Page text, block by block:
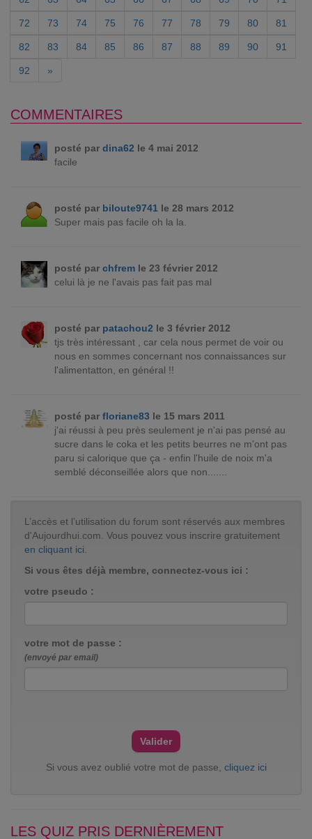
72 73 74 75 76 77 78 79 80 81
82 83 84 85 86 87 88 89 90 91
92 »
COMMENTAIRES
posté par dina62 le 4 mai 2012
facile
posté par biloute9741 le 28 mars 2012
Super mais pas facile oh la la.
posté par chfremle 23 février 2012
celui là je ne l'avais pas fait pas mal
posté par patachou2 le 3 février 2012
tjs très intéressant , car cela nous permet de voir ou
nous en sommes concernant nos connaissances sur
l'alimentatton, en général !!
posté par floriane83 le 15 mars 2011
j'ai réussi à peu près seulement je n'ai pas pensé au
sucre dans le coka et les petits beurres ne m'ont pas
paru si calorique que ça - enfin l'huile de noix m'a
semblé déconseillée alors que non.......
L’accès et l’utilisation du forum sont réservés aux membres
d'Aujourdhui.com. Vous pouvez vous inscrire gratuitement
en cliquant ici
Si vous êtes déjà membre, connectez-vous ici :
votre pseudo :
votre mot de passe :
(envoyé par email)
Si vous avez oublié votre mot de passe, cliquez ici
LES QUIZ PRIS DERNIÈREMENT